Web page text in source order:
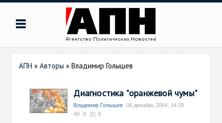
АПН »Авторы »Владимир Голышев
Диагностика "оранжевой чумы"
Владимир Голышев
06 декабрь 2004, 14:28
0
0